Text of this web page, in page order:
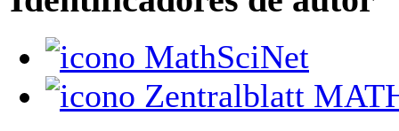
MathSciNet
Zentralblatt